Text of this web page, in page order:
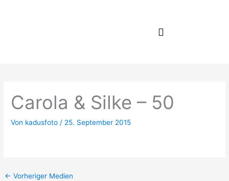
Carola & Silke – 50
Von kadusfoto / 25. September 2015
← Vorheriger Medien